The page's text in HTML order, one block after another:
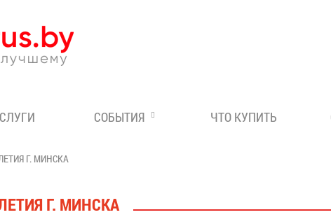
СОБЫТИЯ ЧТО КУПИТЬ
Г. МИНСКА
Г. МИНСКА